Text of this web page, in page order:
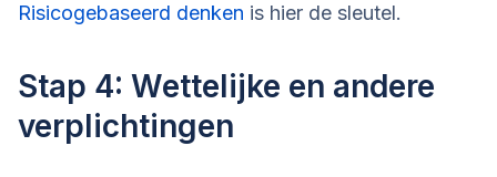
Risicogebaseerd denken is hier de sleutel.
Stap 4: Wettelijke en andere
verplichtingen